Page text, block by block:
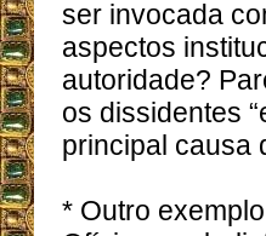
ser invocada
aspectos
autoridade?
os dissidentes
principal causa
* Outro